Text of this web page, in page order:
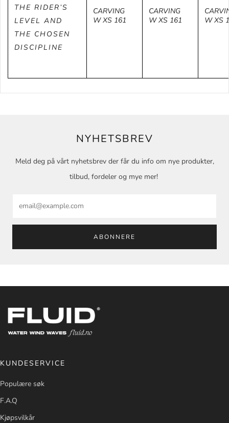
THE RIDER’S
LEVEL AND
THE CHOSEN
DISCIPLINE
CARVING
W XS 161
CARVING
W XS 161
W XS
NYHETSBREV
Meld deg på vårt nyhetsbrev der får du info om nye produkter,
tilbud, fordeler og mye mer!
ABONNERE
KUNDESERVICE
Populære søk
F.A.Q
Kjøpsvilkår